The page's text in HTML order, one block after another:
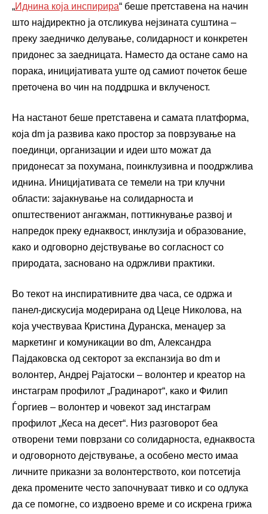
„Иднина која инспирира“ беше претставена на начин
што најдиректно ја отсликува нејзината суштина –
преку заедничко делување, солидарност и конкретен
придонес за заедницата. Наместо да остане само на
порака, иницијативата уште од самиот почеток беше
преточена во чин на поддршка и вклученост.
На настанот беше претставена и самата платформа,
која dm ја развива како простор за поврзување на
поединци, организации и идеи што можат да
придонесат за похумана, поинклузивна и поодржлива
иднина. Иницијативата се темели на три клучни
области: зајакнување на солидарноста и
општествениот ангажман, поттикнување развој и
напредок преку еднаквост, инклузија и образование,
како и одговорно дејствување во согласност со
природата, засновано на одржливи практики.
Во текот на инспиративните два часа, се одржа и
панел-дискусија модерирана од Цеце Николова, на
која учествуваа Кристина Дуранска, менаџер за
маркетинг и комуникации во dm, Александра
Пајдаковска од секторот за експанзија во dm и
волонтер, Андреј Рајатоски – волонтер и креатор на
инстаграм профилот „Градинарот“, како и Филип
Ѓоргиев – волонтер и човекот зад инстаграм
профилот „Кеса на десет“. Низ разговорот беа
отворени теми поврзани со солидарноста, еднаквоста
и одговорното дејствување, а особено место имаа
личните приказни за волонтерството, кои потсетија
дека промените често започнуваат тивко и со одлука
да се помогне, со издвоено време и со искрена грижа